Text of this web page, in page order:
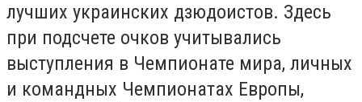
лучших украинских дзюдоистов. Здесь
при подсчете очков учитывались
выступления в Чемпионате мира, личных
и командных Чемпионатах Европы,